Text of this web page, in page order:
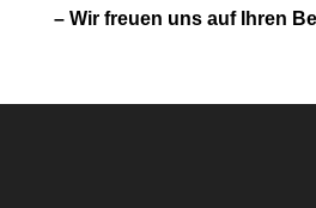
– Wir freuen uns auf Ihren